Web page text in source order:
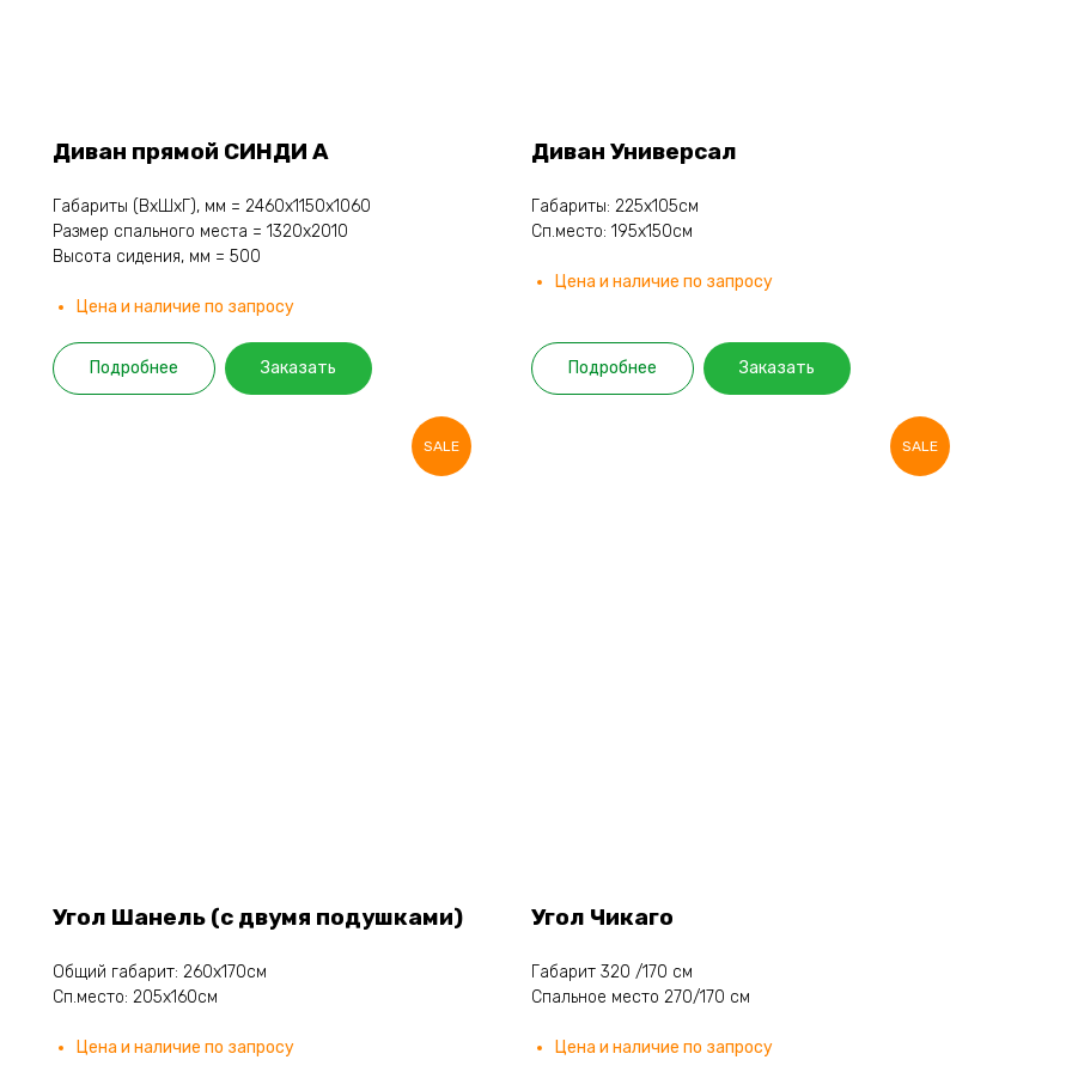
Диван прямой СИНДИ А
Габариты (ВхШхГ), мм = 2460х1150х1060
Размер спального места = 1320х2010
Высота сидения, мм = 500
Цена и наличие по запросу
Подробнее Заказать
Диван Универсал
Габариты: 225х105см
Сп.место: 195х150см
Цена и наличие по запросу
Подробнее Заказать
SALE
Угол Шанель (с двумя подушками)
Общий габарит: 260х170см
Сп.место: 205х160см
Цена и наличие по запросу
SALE
Угол Чикаго
Габарит 320 /170 см
Спальное место 270/170 см
Цена и наличие по запросу